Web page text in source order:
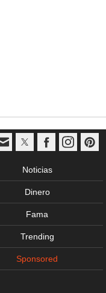
Noticias
Dinero
Fama
Trending
Sponsored